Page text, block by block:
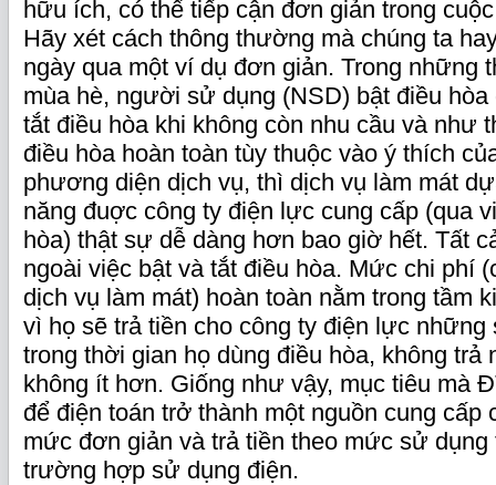
hữu ích, có thể tiếp cận đơn giản trong
Hãy xét cách thông thường mà chúng ta
ngày qua một ví dụ đơn giản. Trong những
mùa hè, người sử dụng (NSD) bật điều
tắt điều hòa khi không còn nhu cầu và như
điều hòa hoàn toàn tùy thuộc vào ý thích
phương diện dịch vụ, thì dịch vụ làm mát
năng đuợc công ty điện lực cung cấp (qua
hòa) thật sự dễ dàng hơn bao giờ hết. Tất
ngoài việc bật và tắt điều hòa. Mức chi phí
dịch vụ làm mát) hoàn toàn nằm trong tầm
vì họ sẽ trả tiền cho công ty điện lực những
trong thời gian họ dùng điều hòa, không trả
không ít hơn. Giống như vậy, mục tiêu mà
để điện toán trở thành một nguồn cung cấp
mức đơn giản và trả tiền theo mức sử
trường hợp sử dụng điện.